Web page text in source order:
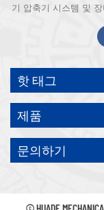
기 압축기 시스템 및
스크롤 유형, 피스톤
라인 등이 포함됩니
우리 회사는 보다 30
및 장비에 대한 최고
모터의 자체 핵심 프
에너지 절약 및 환경
드 공기 압축기
핫 태그
제품
문의하기